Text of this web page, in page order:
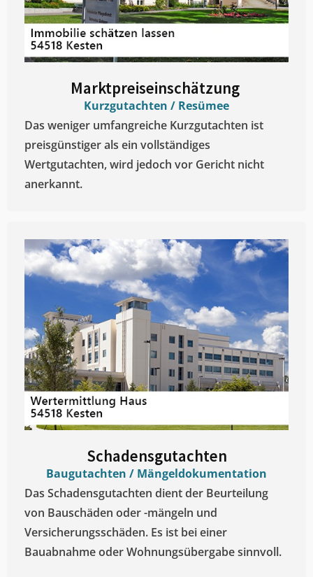
Marktpreiseinschätzung ​
Kurzgutachten / Resümee
Das weniger umfangreiche Kurzgutachten ist
preisgünstiger als ein vollständiges
Wertgutachten, wird jedoch vor Gericht nicht
anerkannt.
Schadensgutachten
Baugutachten / Mängeldokumentation
Das Schadensgutachten dient der Beurteilung
von Bauschäden oder -mängeln und
Versicherungsschäden. Es ist bei einer
Bauabnahme oder Wohnungsübergabe sinnvoll.